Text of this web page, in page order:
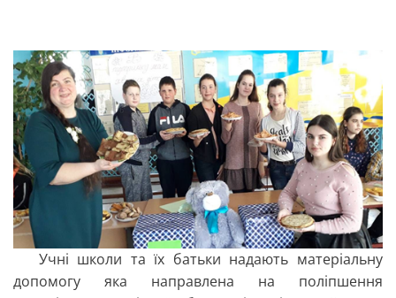
Учні школи та їх батьки надають матеріальну
допомогу яка направлена на поліпшення